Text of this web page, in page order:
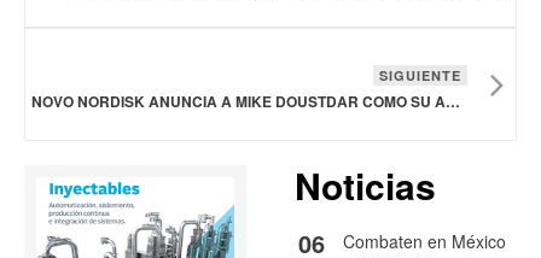
SIGUIENTE
NOVO NORDISK ANUNCIA A MIKE DOUSTDAR COMO SU ACTUAL VICEPRESIDENTE EJECUTIVO DE OPERACIONES INTERNACIONALES
Noticias
Combaten en México
06